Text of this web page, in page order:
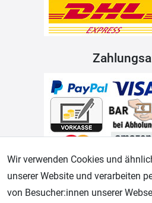
Geprüfter
Wir verwenden Cookies und
unserer Website und verarbeiten
von Besucher:innen unserer